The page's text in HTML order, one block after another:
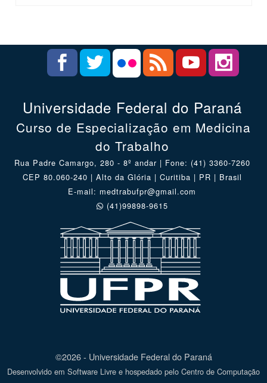
Universidade Federal do Paraná
Curso de Especialização em Medicina
do Trabalho
Rua Padre Camargo, 280 - 8º andar | Fone: (41) 3360-7260
CEP 80.060-240 | Alto da Glória | Curitiba | PR | Brasil
E-mail: medtrabufpr@gmail.com
(41)99898-9615
©2026 - Universidade Federal do Paraná
Desenvolvido em Software Livre e hospedado pelo Centro de Computação